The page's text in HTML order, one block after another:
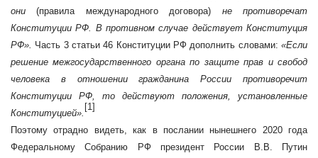
они(правила международного договора) не противоречат
Конституции РФ. В противном случае действует Конституция
РФ». Часть 3 статьи 46 Конституции РФ дополнить словами:«Если
решение межгосударственного органа по защите прав и свобод
человека в отношении гражданина России противоречит
Конституции РФ, то действуют положения, установленные
Конституцией».
[1]
Поэтому отрадно видеть, как в послании нынешнего 2020 года
Федеральному Собранию РФ президент России В.В. Путин